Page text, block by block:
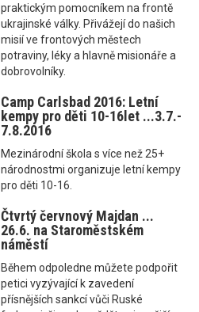
praktickým pomocníkem na frontě
ukrajinské války. Přivážejí do našich
misií ve frontových městech
potraviny, léky a hlavně misionáře a
dobrovolníky.
Camp Carlsbad 2016: Letní
kempy pro děti 10-16let ...3.7.-
7.8.2016
Mezinárodní škola s více než 25+
národnostmi organizuje letní kempy
pro děti 10-16.
Čtvrtý červnový Majdan ...
26.6. na Staroměstském
náměstí
Během odpoledne můžete podpořit
petici vyzývající k zavedení
přísnějších sankcí vůči Ruské